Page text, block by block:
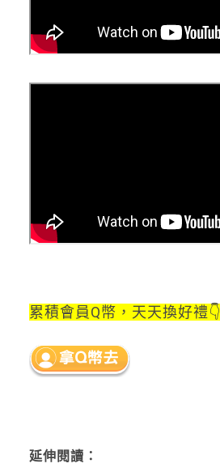
累積會員Q幣，天天換好禮👇
延伸閱讀：